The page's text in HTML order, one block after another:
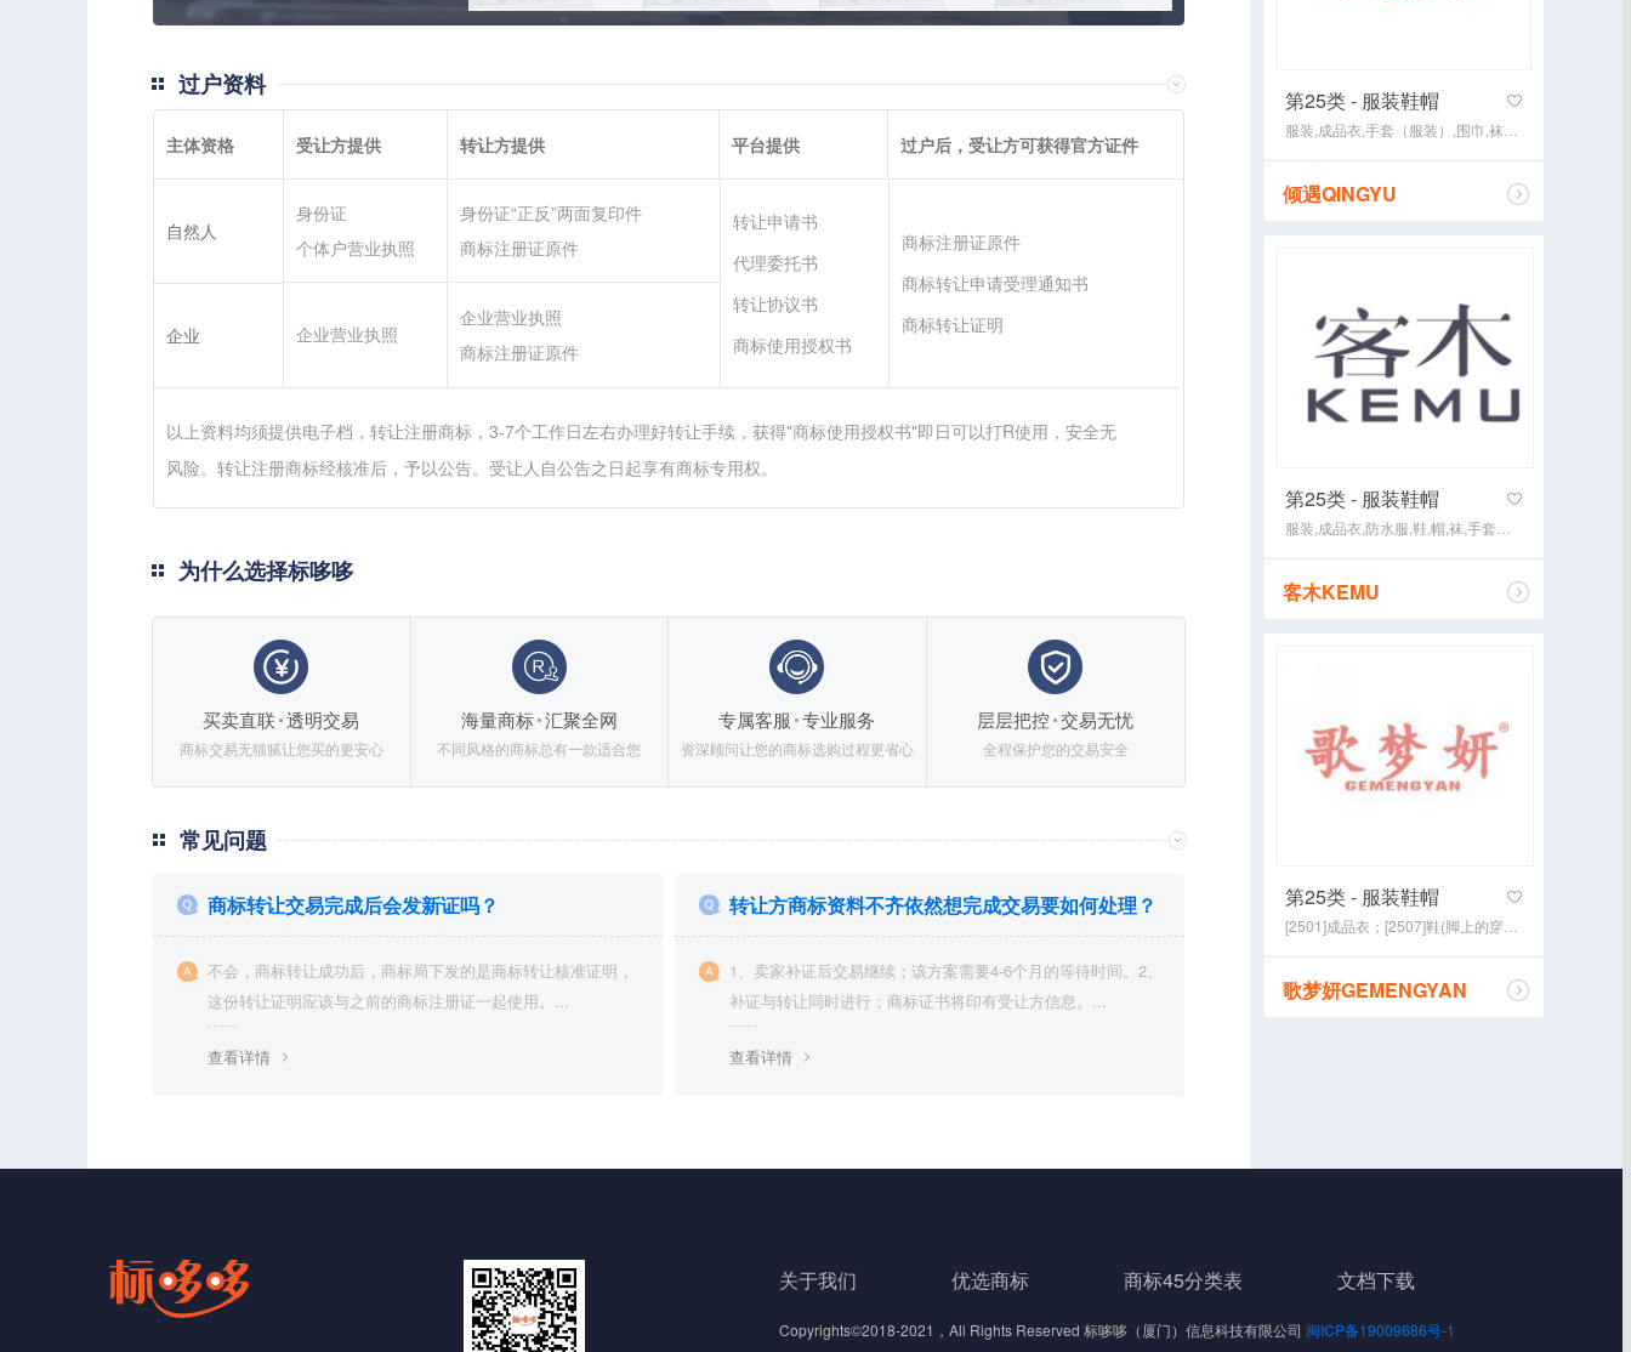
过户资料
主体资格 受让方提供 转让方提供 平台提供 过户后，受让方可获得官方证件
自然人
企业
身份证
个体户营业执照
企业营业执照
身份证“正反”两面复印件
商标注册证原件
企业营业执照
商标注册证原件
转让申请书
代理委托书
转让协议书
商标使用授权书
商标注册证原件
商标转让申请受理通知书
商标转让证明
以上资料均须提供电子档，转让注册商标，3-7个工作日左右办理好转让手续，获得"商标使用授权书"即日可以打R使用，安全无
风险。转让注册商标经核准后，予以公告。受让人自公告之日起享有商标专用权。
为什么选择标哆哆
买卖直联 透明交易
商标交易无猫腻让您买的更安心
海量商标 汇聚全网
不同风格的商标总有一款适合您
专属客服 专业服务
资深顾问让您的商标选购过程更省心
层层把控 交易无忧
全程保护您的交易安全
常见问题
商标转让交易完成后会发新证吗？
不会，商标转让成功后，商标局下发的是商标转让核准证明，
这份转让证明应该与之前的商标注册证一起使用。...
查看详情
转让方商标资料不齐依然想完成交易要如何处理？
1、卖家补证后交易继续；该方案需要4-6个月的等待时间。2、
补证与转让同时进行；商标证书将印有受让方信息。...
查看详情
第25类 - 服装鞋帽
倾遇QINGYU
第25类 - 服装鞋帽
客木KEMU
第25类 - 服装鞋帽
歌梦妍GEMENGYAN
关于我们 优选商标 商标45分类表 文档下载
Copyrights©2018-2021，All Rights Reserved 标哆哆（厦门）信息科技有限公司 闽ICP备19009686号-1